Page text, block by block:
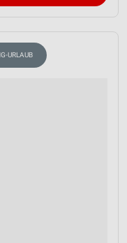
URLAUB